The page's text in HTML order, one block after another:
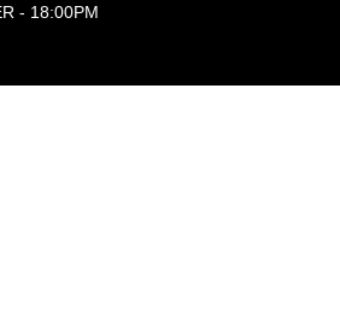
- 18:00PM